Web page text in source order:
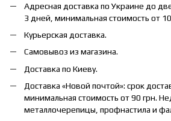
Адресная доставка по Украине до
3 дней, минимальная стоимость от
Курьерская доставка.
Самовывоз из магазина.
Доставка по Киеву.
Доставка «Новой почтой»: срок
минимальная стоимость от 90 грн.
металлочерепицы, профнастила и